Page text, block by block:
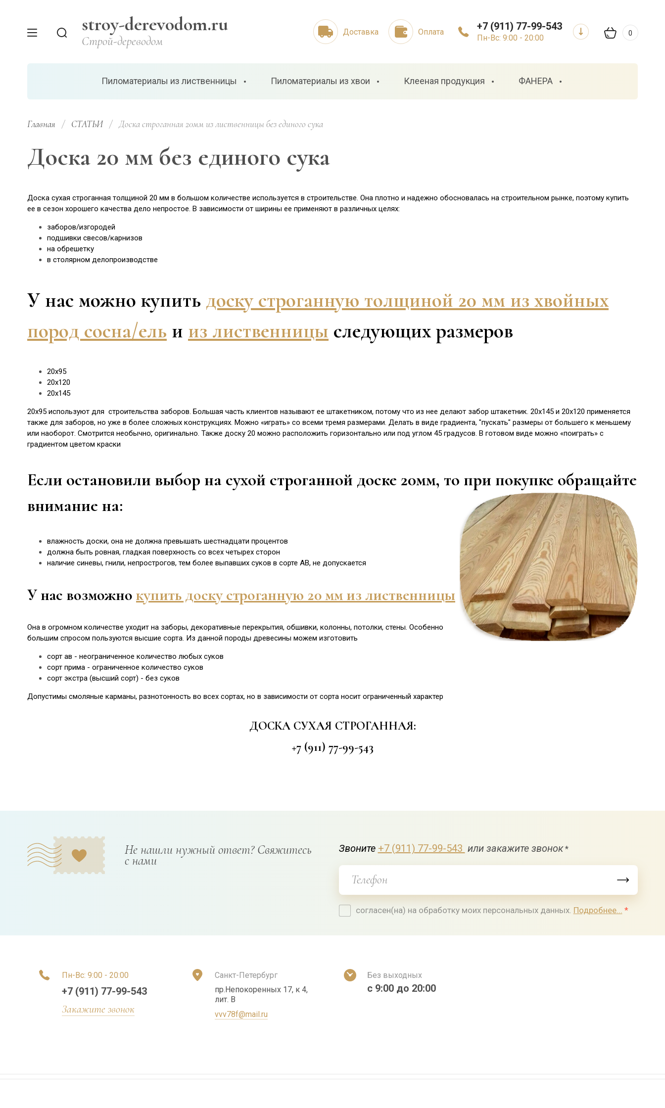
0
stroy-derevodom.ru
Строй-дереводом
Доставка Оплата +7 (911) 77-99-543
Пн-Вс: 9:00 - 20:00
Пиломатериалы из лиственницы Пиломатериалы из хвои Клееная продукция ФАНЕРА
Главная / СТАТЬИ /
  Доска строганная 20мм из лиственницы без единого сука
Доска 20 мм без единого сука
Доска сухая строганная толщиной 20 мм в большом количестве используется в строительстве. Она плотно и надежно обосновалась на строительном рынке, поэтому купить
ее в сезон хорошего качества дело непростое. В зависимости от ширины ее применяют в различных целях:
заборов/изгородей
подшивки свесов/карнизов
на обрешетку
в столярном делопроизводстве
У нас можно купить доску строганную толщиной 20 мм из хвойных
пород сосна/ель и из лиственницы следующих размеров
20х95
20х120
20х145
20х95 используют для строительства заборов. Большая часть клиентов называют ее штакетником, потому что из нее делают забор штакетник. 20х145 и 20х120 применяется
также для заборов, но уже в более сложных конструкциях. Можно «играть» со всеми тремя размерами. Делать в виде градиента, "пускать" размеры от большего к меньшему
или наоборот. Смотрится необычно, оригинально. Также доску 20 можно расположить горизонтально или под углом 45 градусов. В готовом виде можно «поиграть» с
градиентом цветом краски
Если остановили выбор на сухой строганной доске 20мм, то при покупке обращайте
внимание на:
влажность доски, она не должна превышать шестнадцати процентов
должна быть ровная, гладкая поверхность со всех четырех сторон
наличие синевы, гнили, непрострогов, тем более выпавших суков в сорте АВ, не допускается
У нас возможно купить доску строганную 20 мм из лиственницы
Она в огромном количестве уходит на заборы, декоративные перекрытия, обшивки, колонны, потолки, стены. Особенно
большим спросом пользуются высшие сорта. Из данной породы древесины можем изготовить
сорт ав - неограниченное количество любых суков
сорт прима - ограниченное количество суков
сорт экстра (высший сорт) - без суков
Допустимы смоляные карманы, разнотонность во всех сортах, но в зависимости от сорта носит ограниченный характер
ДОСКА СУХАЯ СТРОГАННАЯ:
+7 (911) 77-99-543
Не нашли нужный ответ? Свяжитесь
с нами
Звоните +7 (911) 77-99-543 или закажите звонок*
согласен(на) на обработку моих персональных данных. Подробнее... *
Пн-Вс: 9:00 - 20:00
+7 (911) 77-99-543
Закажите звонок
Санкт-Петербург
пр.Непокоренных 17, к 4,
лит. В
vvv78f@mail.ru
Без выходных
с 9:00 до 20:00